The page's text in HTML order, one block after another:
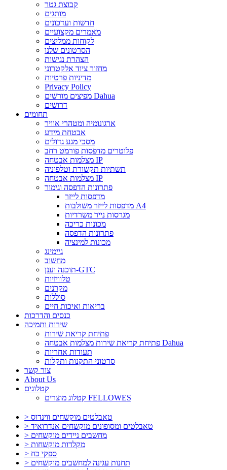
קבוצת גטר
מותגים
חדשות ועדכונים
מאמרים מקצועיים
לקוחות ממליצים
הסרטונים שלנו
הצהרת נגישות
מחזור ציוד אלקטרוני
מדיניות פרטיות
Privacy Policy
מפיצים מורשים Dahua
דרושים
תחומים
ארגונומיה ומטהרי אוויר
אבטחת מידע
מסכי מגע גדולים
פלוטרים מדפסות פורמט רחב
מצלמות אבטחה IP
תשתיות תקשורת וטלפוניה
מצלמות אבטחה IP
פתרונות הדפסה וגימור
מדפסות לייזר
מדפסות לייזר משולבות A4
מגרסות נייר משרדיות
מכונות כריכה
פתרונות הדפסה
מכונות למינציה
גיימינג
מחשוב
תוכנה וענן-GTC
טלוויזיות
מקרנים
סוללות
בריאות ואיכות חיים
כנסים והדרכות
שירות ותמיכה
פתיחת קריאת שירות
פתיחת קריאת שירות מצלמות אבטחה Dahua
תעודות אחריות
סרטוני התקנות ותקלות
צור קשר
About Us
קטלוגים
קטלוג מוצרים FELLOWES
> טאבלטים מוקשחים ווינדוס
> טאבלטים ומסופונים מוקשחים אנדרואיד
> מחשבים ניידים מוקשחים
> מקלדות מוקשחות
> ספקי כח
> תחנות עגינה למחשבים מוקשחים